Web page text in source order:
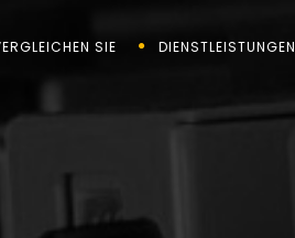
SIE DIENSTLEISTUNGEN